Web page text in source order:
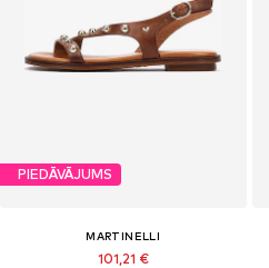
PIEDĀVĀJUMS
MARTINELLI
101,21 €